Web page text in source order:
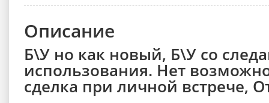
Описание
Б\У но как новый, Б\У со
использования. Нет
сделка при личной встрече,